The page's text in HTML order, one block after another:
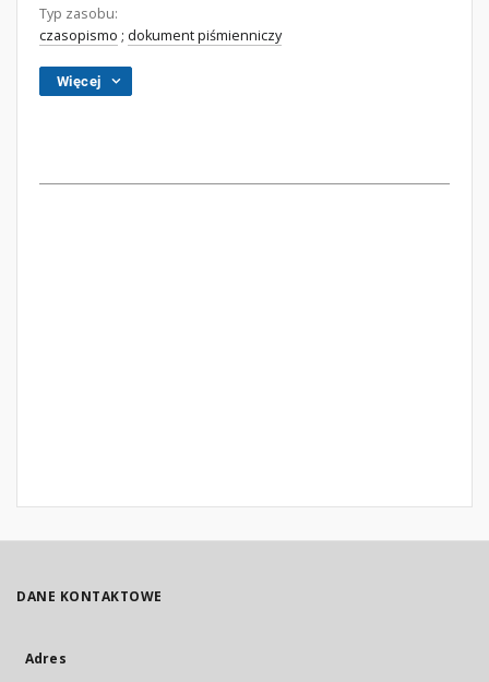
Typ zasobu:
czasopismo ; dokument piśmienniczy
Więcej
DANE KONTAKTOWE
Adres